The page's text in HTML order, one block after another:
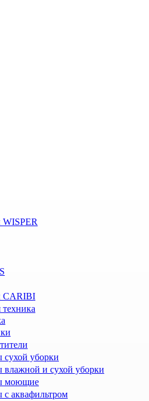
WISPER
CARIBI
уборки
влажной и сухой уборки
моющие
аквафильтром